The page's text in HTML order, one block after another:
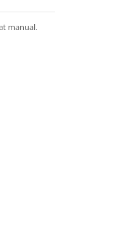
manual.